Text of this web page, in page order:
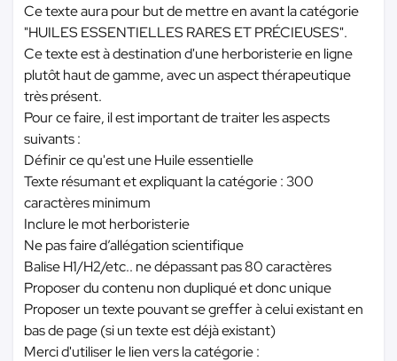
Ce texte aura pour but de mettre en avant la catégorie
"HUILES ESSENTIELLES RARES ET PRÉCIEUSES".
Ce texte est à destination d'une herboristerie en ligne
plutôt haut de gamme, avec un aspect thérapeutique
très présent.
Pour ce faire, il est important de traiter les aspects
suivants :
Définir ce qu'est une Huile essentielle
Texte résumant et expliquant la catégorie : 300
caractères minimum
Inclure le mot herboristerie
Ne pas faire d’allégation scientifique
Balise H1/H2/etc.. ne dépassant pas 80 caractères
Proposer du contenu non dupliqué et donc unique
Proposer un texte pouvant se greffer à celui existant en
bas de page (si un texte est déjà existant)
Merci d'utiliser le lien vers la catégorie :